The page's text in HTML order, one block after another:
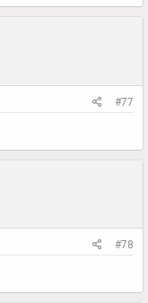
#77
#78